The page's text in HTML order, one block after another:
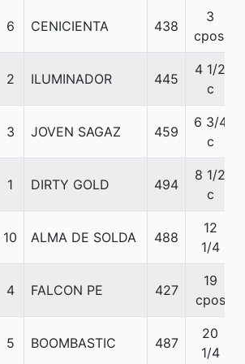
6 CENICIENTA 438
3
cpos.
2 ILUMINADOR 445
4 1/2
c
3 JOVEN SAGAZ 459
6 3/4
c
1 DIRTY GOLD 494
8 1/2
c
10 ALMA DE SOLDA 488
12
1/4
4 FALCON PE 427
19
cpos
5 BOOMBASTIC 487
20
1/4